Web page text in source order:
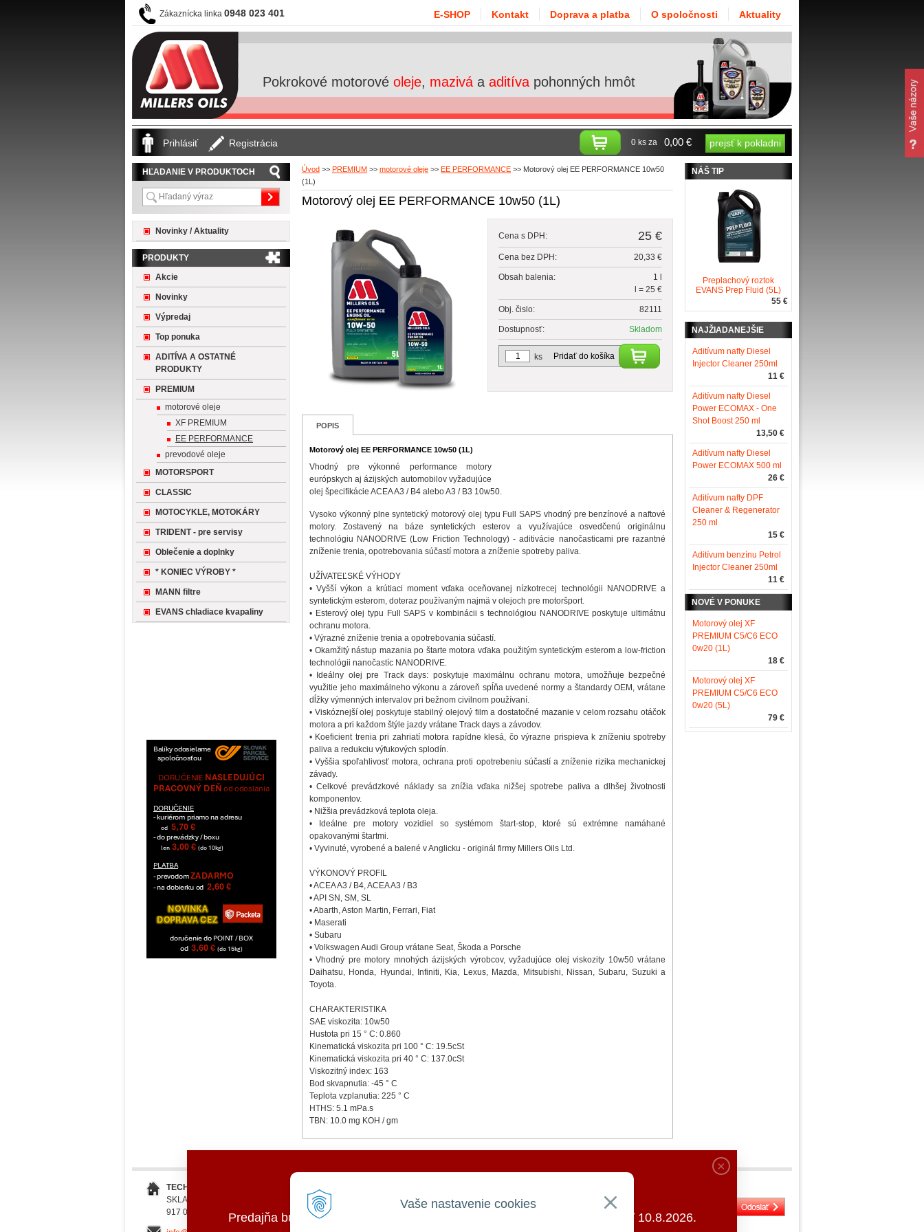
Vaše nastavenie cookies
Zákaznícka linka 0948 023 401
Pokrokové motorové oleje, mazivá a aditíva pohonných hmôt
Úvod >> PREMIUM >> motorové oleje >> EE PERFORMANCE >> Motorový olej EE PERFORMANCE 10w50
(1L)
Motorový olej EE PERFORMANCE 10w50 (1L)
Cena s DPH: 25 €
Cena bez DPH: 20,33 €
Obsah balenia:
1 l
l = 25 €
Obj. čislo: 82111
Dostupnosť: Skladom
Pridať do košíka
ks
POPIS
Motorový olej EE PERFORMANCE 10w50 (1L)
Vhodný pre výkonné performance motory
európskych aj ázijských automobilov vyžadujúce
olej špecifikácie ACEA A3 / B4 alebo A3 / B3 10w50.
Vysoko výkonný plne syntetický motorový olej typu Full SAPS vhodný pre benzínové a naftové
motory. Zostavený na báze syntetických esterov a využívajúce osvedčenú originálnu
technológiu NANODRIVE (Low Friction Technology) - aditivácie nanočasticami pre razantné
zníženie trenia, opotrebovania súčastí motora a zníženie spotreby paliva.
UŽÍVATEĽSKÉ VÝHODY
• Vyšší výkon a krútiaci moment vďaka oceňovanej nízkotrecej technológii NANODRIVE a
syntetickým esterom, doteraz používaným najmä v olejoch pre motoršport.
• Esterový olej typu Full SAPS v kombinácii s technológiou NANODRIVE poskytuje ultimátnu
ochranu motora.
• Výrazné zníženie trenia a opotrebovania súčastí.
• Okamžitý nástup mazania po štarte motora vďaka použitým syntetickým esterom a low-friction
technológii nanočastíc NANODRIVE.
• Ideálny olej pre Track days: poskytuje maximálnu ochranu motora, umožňuje bezpečné
využitie jeho maximálneho výkonu a zároveň spĺňa uvedené normy a štandardy OEM, vrátane
dĺžky výmenných intervalov pri bežnom civilnom používaní.
• Viskóznejší olej poskytuje stabilný olejový film a dostatočné mazanie v celom rozsahu otáčok
motora a pri každom štýle jazdy vrátane Track days a závodov.
• Koeficient trenia pri zahriatí motora rapídne klesá, čo výrazne prispieva k zníženiu spotreby
paliva a redukciu výfukových splodín.
• Vyššia spoľahlivosť motora, ochrana proti opotrebeniu súčastí a zníženie rizika mechanickej
závady.
• Celkové prevádzkové náklady sa znížia vďaka nižšej spotrebe paliva a dlhšej životnosti
komponentov.
• Nižšia prevádzková teplota oleja.
• Ideálne pre motory vozidiel so systémom štart-stop, ktoré sú extrémne namáhané
opakovanými štartmi.
• Vyvinuté, vyrobené a balené v Anglicku - originál firmy Millers Oils Ltd.
VÝKONOVÝ PROFIL
• ACEA A3 / B4, ACEA A3 / B3
• API SN, SM, SL
• Abarth, Aston Martin, Ferrari, Fiat
• Maserati
• Subaru
• Volkswagen Audi Group vrátane Seat, Škoda a Porsche
• Vhodný pre motory mnohých ázijských výrobcov, vyžadujúce olej viskozity 10w50 vrátane
Daihatsu, Honda, Hyundai, Infiniti, Kia, Lexus, Mazda, Mitsubishi, Nissan, Subaru, Suzuki a
Toyota.
CHARAKTERISTIKA
SAE viskozita: 10w50
Hustota pri 15 ° C: 0.860
Kinematická viskozita pri 100 ° C: 19.5cSt
Kinematická viskozita pri 40 ° C: 137.0cSt
Viskozitný index: 163
Bod skvapnutia: -45 ° C
Teplota vzplanutia: 225 ° C
HTHS: 5.1 mPa.s
TBN: 10.0 mg KOH / gm
HĽADANIE V PRODUKTOCH
Novinky / Aktuality
PRODUKTY
Akcie
Novinky
Výpredaj
Top ponuka
ADITÍVA A OSTATNÉ
PRODUKTY
PREMIUM
motorové oleje
XF PREMIUM
EE PERFORMANCE
prevodové oleje
MOTORSPORT
CLASSIC
MOTOCYKLE, MOTOKÁRY
TRIDENT - pre servisy
Oblečenie a doplnky
* KONIEC VÝROBY *
MANN filtre
EVANS chladiace kvapaliny
NÁŠ TIP
Preplachový roztok
EVANS Prep Fluid (5L)
55 €
NAJŽIADANEJŠIE
Aditívum nafty Diesel
Injector Cleaner 250ml
11 €
Aditívum nafty Diesel
Power ECOMAX - One
Shot Boost 250 ml
13,50 €
Aditívum nafty Diesel
Power ECOMAX 500 ml
26 €
Aditívum nafty DPF
Cleaner & Regenerator
250 ml
15 €
Aditívum benzínu Petrol
Injector Cleaner 250ml
11 €
NOVÉ V PONUKE
Motorový olej XF
PREMIUM C5/C6 ECO
0w20 (1L)
18 €
Motorový olej XF
PREMIUM C5/C6 ECO
0w20 (5L)
79 €
TECHNOMAT SK, s.r.o.
SKLADOVÁ 2
917 01 TRNAVA
Všeobecné obchodné podmienky
GDPR a používanie cookies
Prihlásiť
E-SHOP Kontakt Doprava a platba O spoločnosti Aktuality
Prihlásiť Registrácia 0 ks za 0,00 € prejsť k pokladni
Predajňa bude ZATVORENÁ a vytvorené objednávky začneme vybavovať 10.8.2026.